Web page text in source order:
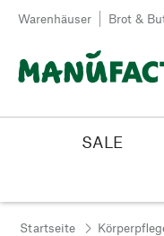
Zum Inhalt springen
Warenhäuser Brot &
SALE
Startseite